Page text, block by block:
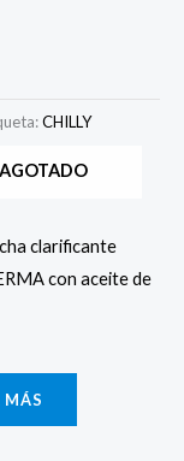
CHILLY
AGOTADO
clarificante
con aceite de
MÁS